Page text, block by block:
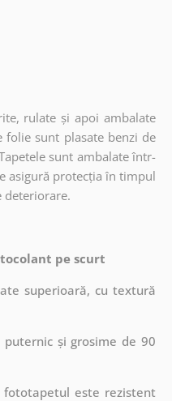
rulate și apoi ambalate
sunt plasate benzi de
sunt ambalate într-
asigură protecția în timpul
deteriorare.
pe scurt
superioară, cu textură
și grosime de 90
este rezistent